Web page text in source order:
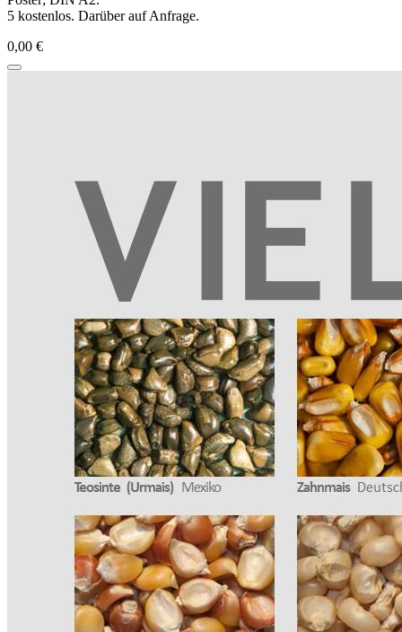
5 kostenlos. Darüber auf Anfrage.
0,00 €